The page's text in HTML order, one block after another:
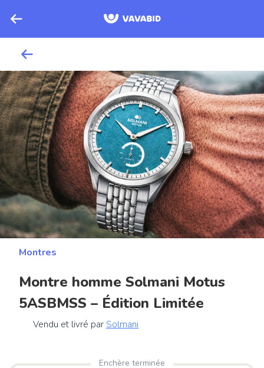
Montres
Montre homme Solmani Motus
5ASBMSS – Édition Limitée
Vendu et livré par Solmani
Enchère terminée